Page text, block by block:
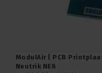
ModulAir | PCB
Neutrik NE8